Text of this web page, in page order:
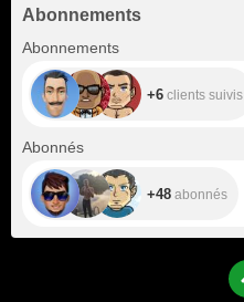
Abonnements
Abonnements
+6 clients suivis
Abonnés
+48 abonnés